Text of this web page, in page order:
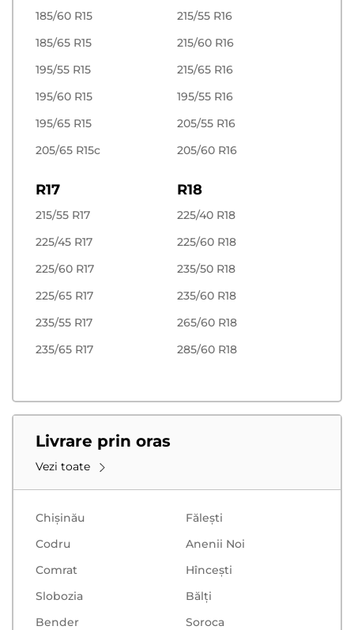
185/60 R15
185/65 R15
195/55 R15
195/60 R15
195/65 R15
205/65 R15c
215/55 R16
215/60 R16
215/65 R16
195/55 R16
205/55 R16
205/60 R16
R17
215/55 R17
225/45 R17
225/60 R17
225/65 R17
235/55 R17
235/65 R17
R18
225/40 R18
225/60 R18
235/50 R18
235/60 R18
265/60 R18
285/60 R18
Livrare prin oras
Vezi toate
Chișinău
Făleşti
Codru
Anenii Noi
Comrat
Hînceşti
Slobozia
Bălţi
Bender
Soroca